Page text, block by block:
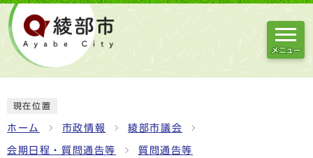
メニュー
現在位置
ホーム 市政情報 綾部市議会
会期日程・質問通告等 質問通告等